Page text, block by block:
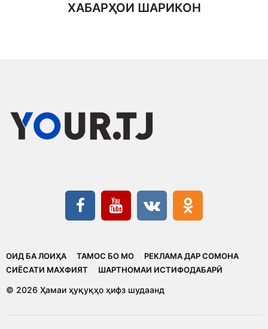
ХАБАРҲОИ ШАРИКОН
ОИД БА ЛОИҲА ТАМОС БО МО
РЕКЛАМА ДАР СОМОНА
CИЁСАТИ МАХФИЯТ
ШАРТНОМАИ ИСТИФОДАБАРӢ
© 2026 Ҳамаи ҳуқуқҳо ҳифз шудаанд